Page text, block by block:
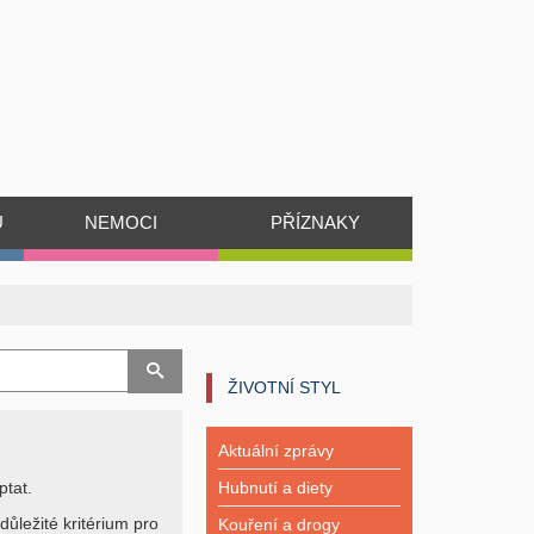
NEMOCI PŘÍZNAKY
kritérium pro
ŽIVOTNÍ STYL
Aktuální zprávy
Hubnutí a diety
Kouření a drogy